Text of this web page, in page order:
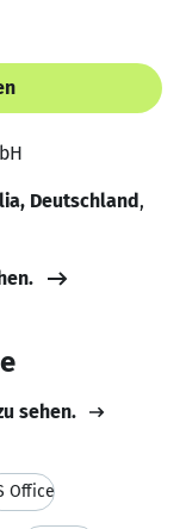
Deutschland,
sehen.
Office